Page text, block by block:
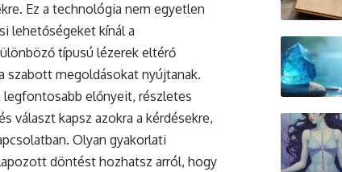
Ez a technológia nem egyetlen
lehetőségeket kínál a
típusú lézerek eltérő
szabott megoldásokat nyújtanak.
előnyeit, részletes
választ kapsz azokra a kérdésekre,
Olyan gyakorlati
döntést hozhatsz arról, hogy